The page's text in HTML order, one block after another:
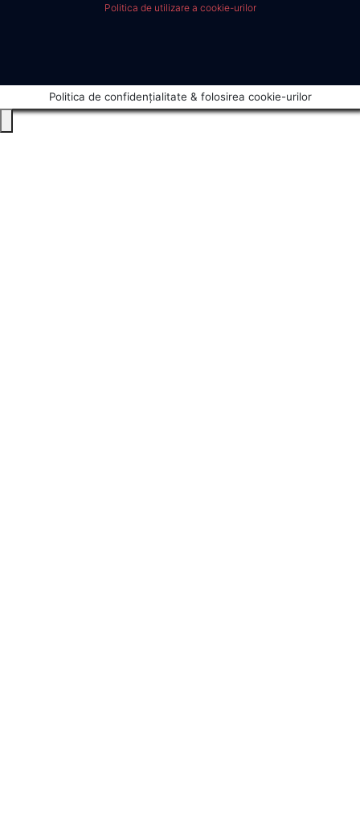
Politica de utilizare a cookie-urilor
Politica de confidențialitate & folosirea cookie-urilor